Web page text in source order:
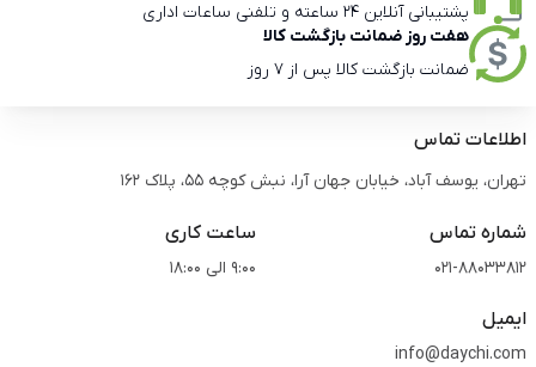
پشتیبانی آنلاین 24 ساعته و تلفنی ساعات اداری
هفت روز ضمانت بازگشت کالا
ضمانت بازگشت کالا پس از 7 روز
اطلاعات تماس
تهران، یوسف آباد، خیابان جهان آرا، نبش کوچه 55، پلاک 162
شماره تماس
021-88033812
ساعت کاری
9:00 الی 18:00
ایمیل
info@daychi.com